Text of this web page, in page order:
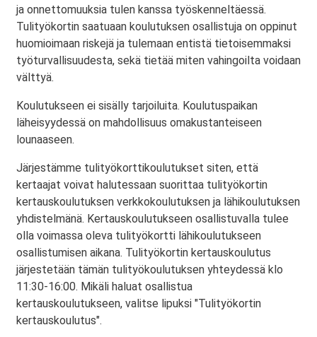
ja onnettomuuksia tulen kanssa työskenneltäessä.
Tulityökortin saatuaan koulutuksen osallistuja on oppinut
huomioimaan riskejä ja tulemaan entistä tietoisemmaksi
työturvallisuudesta, sekä tietää miten vahingoilta voidaan
välttyä.
Koulutukseen ei sisälly tarjoiluita. Koulutuspaikan
läheisyydessä on mahdollisuus omakustanteiseen
lounaaseen.
Järjestämme tulityökorttikoulutukset siten, että
kertaajat voivat halutessaan suorittaa tulityökortin
kertauskoulutuksen verkkokoulutuksen ja lähikoulutuksen
yhdistelmänä. Kertauskoulutukseen osallistuvalla tulee
olla voimassa oleva tulityökortti lähikoulutukseen
osallistumisen aikana. Tulityökortin kertauskoulutus
järjestetään tämän tulityökoulutuksen yhteydessä klo
11:30-16:00. Mikäli haluat osallistua
kertauskoulutukseen, valitse lipuksi "Tulityökortin
kertauskoulutus".